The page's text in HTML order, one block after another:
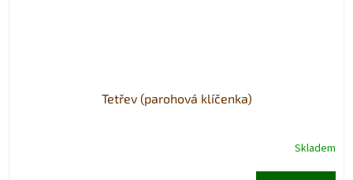
Tetřev (parohová klíčenka)
Skladem